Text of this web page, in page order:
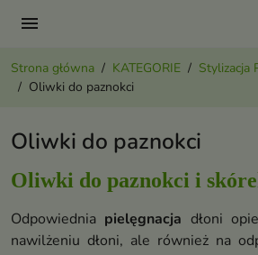
menu
Strona główna KATEGORIE
Stylizacja
Oliwki do paznokci
Oliwki do paznokci
Oliwki do paznokci i
Odpowiednia pielęgnacja dłoni
nawilżeniu dłoni, ale również na